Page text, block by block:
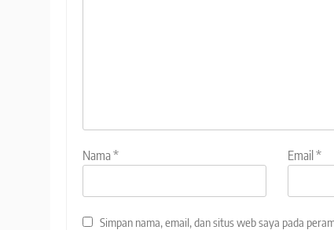
Nama* Email*
Simpan nama, email, dan situs web saya pada